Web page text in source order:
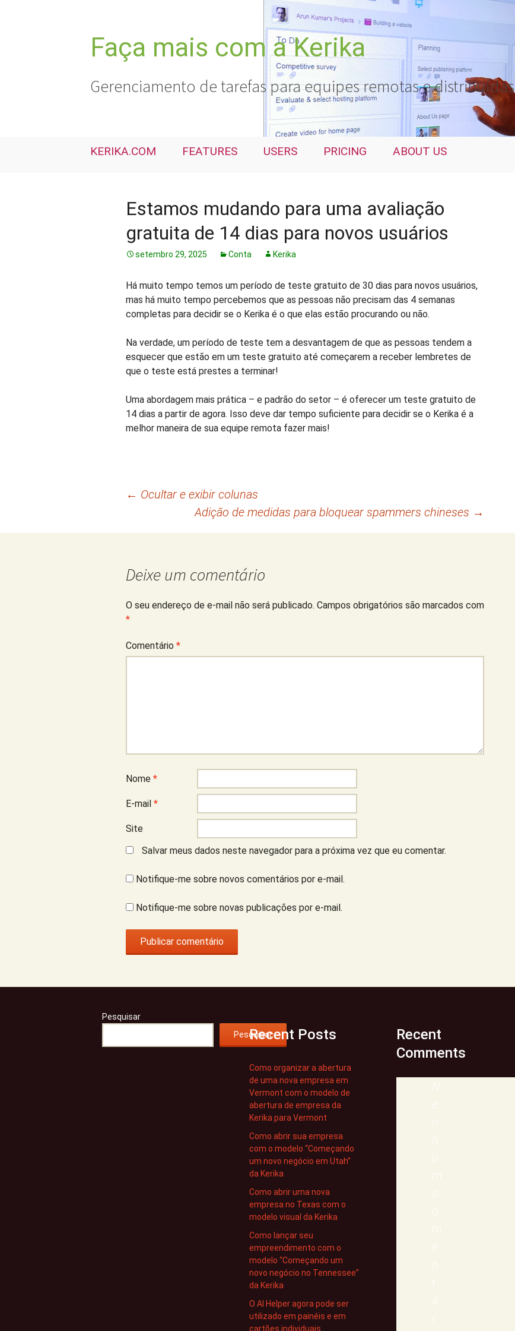
Faça mais com a Kerika
Gerenciamento de tarefas para equipes remotas e distribuídas
KERIKA.COM FEATURES USERS PRICING ABOUT US
Estamos mudando para uma avaliação
gratuita de 14 dias para novos usuários
setembro 29, 2025 Conta Kerika
Há muito tempo temos um período de teste gratuito de 30 dias para novos usuários,
mas há muito tempo percebemos que as pessoas não precisam das 4 semanas
completas para decidir se o Kerika é o que elas estão procurando ou não.
Na verdade, um período de teste tem a desvantagem de que as pessoas tendem a
esquecer que estão em um teste gratuito até começarem a receber lembretes de
que o teste está prestes a terminar!
Uma abordagem mais prática – e padrão do setor – é oferecer um teste gratuito de
14 dias a partir de agora. Isso deve dar tempo suficiente para decidir se o Kerika é a
melhor maneira de sua equipe remota fazer mais!
← Ocultar e exibir colunas
Adição de medidas para bloquear spammers chineses →
Deixe um comentário
O seu endereço de e-mail não será publicado. Campos obrigatórios são marcados com
*
Comentário *
Nome *
E-mail *
Site
Salvar meus dados neste navegador para a próxima vez que eu comentar.
Notifique-me sobre novos comentários por e-mail.
Notifique-me sobre novas publicações por e-mail.
Pesquisar
Pesquisar
Recent Posts
Como organizar a abertura
de uma nova empresa em
Vermont com o modelo de
abertura de empresa da
Kerika para Vermont
Como abrir sua empresa
com o modelo “Começando
um novo negócio em Utah”
da Kerika
Como abrir uma nova
empresa no Texas com o
modelo visual da Kerika
Como lançar seu
empreendimento com o
modelo “Começando um
novo negócio no Tennessee”
da Kerika
O AI Helper agora pode ser
utilizado em painéis e em
cartões individuais
Recent
Comments
N
e
n
h
u
m
c
o
m
e
n
t
á
r